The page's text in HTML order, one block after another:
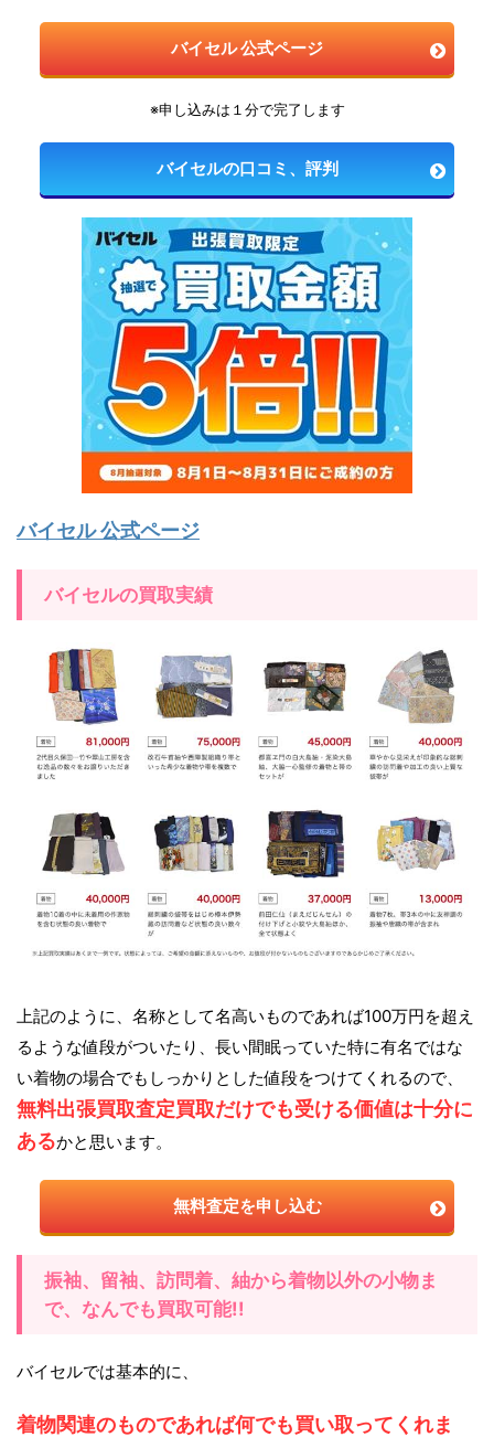
バイセル 公式ページ
※申し込みは１分で完了します
バイセルの口コミ、評判
バイセル 公式ページ
バイセルの買取実績
上記のように、名称として名高いものであれば100万円を超え
るような値段がついたり、長い間眠っていた特に有名ではな
い着物の場合でもしっかりとした値段をつけてくれるので、
無料出張買取査定買取だけでも受ける価値は十分に
あるかと思います。
無料査定を申し込む
振袖、留袖、訪問着、紬から着物以外の小物ま
で、なんでも買取可能!!
バイセルでは基本的に、
着物関連のものであれば何でも買い取ってくれま